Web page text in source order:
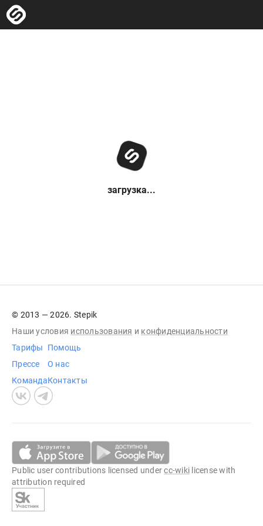
загрузка...
© 2013 — 2026. Stepik
Наши условия использования и конфиденциальности
Тарифы
Прессе
Команда
Помощь
О нас
Контакты
Public user contributions licensed undercc-wiki license with
attribution required